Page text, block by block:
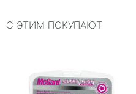
С ЭТИМ ПОКУПАЮТ